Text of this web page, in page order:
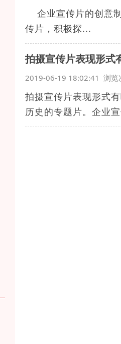
企业宣传片的创意
传片，积极探...
拍摄宣传片表现形式
2019-06-19 18:02:41 浏览
拍摄宣传片表现形式
历史的专题片。企业